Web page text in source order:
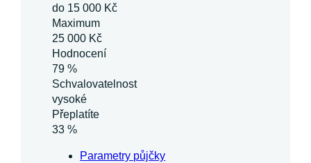
do 15 000 Kč
Maximum
25 000 Kč
Hodnocení
79 %
Schvalovatelnost
vysoké
Přeplatíte
33 %
Parametry půjčky